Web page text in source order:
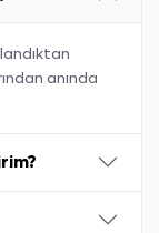
anında